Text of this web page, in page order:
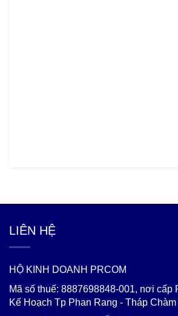
LIÊN HỆ
HỘ KINH DOANH PRCOM
Mã số thuế: 8887698848-001, nơi cấp
Kế Hoạch Tp Phan Rang - Tháp Chàm